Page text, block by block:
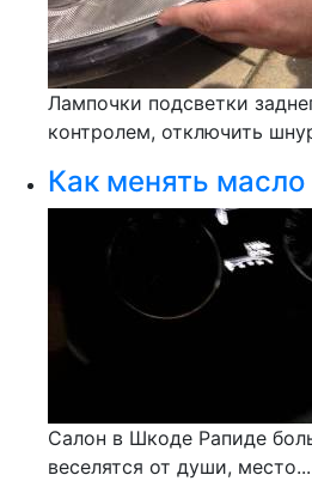
Лампочки подсветки
контролем, отключить
Как менять
Салон в Шкоде Рапиде
веселятся от души, место...